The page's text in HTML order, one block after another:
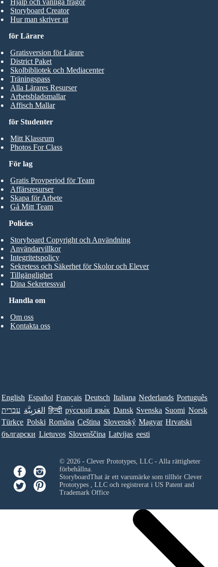
Hjälp och vanliga frågor
Storyboard Creator
Hur man skriver ut
för Studenter
Mitt Klassrum
Photos For Class
för Lärare
Gratisversion för Lärare
District Paket
Skolbibliotek och Mediacenter
Träningspass
Alla Lärares Resurser
Arbetsbladsmallar
Affisch Mallar
För lag
Gratis Provperiod för Team
Affärsresurser
Skapa för Arbete
Gå Mitt Team
Handla om
Om oss
Kontakta oss
Policies
Storyboard Copyright och Användning
Användarvillkor
Integritetspolicy
Sekretess och Säkerhet för Skolor och Elever
Tillgänglighet
Dina Sekretessval
English Español Français Deutsch Italiana Nederlands Português
עברית العَرَبِيَّة हिन्दी ру́сский язы́к Dansk Svenska Suomi Norsk
Türkçe Polski Româna Ceština Slovenský Magyar Hrvatski
български Lietuvos Slovenščina Latvijas eesti
© 2026 - Clever Prototypes, LLC - Alla rättigheter
förbehållna.
StoryboardThat är ett varumärke som tillhör Clever
Prototypes , LLCoch registrerat i US Patent and
Trademark Office